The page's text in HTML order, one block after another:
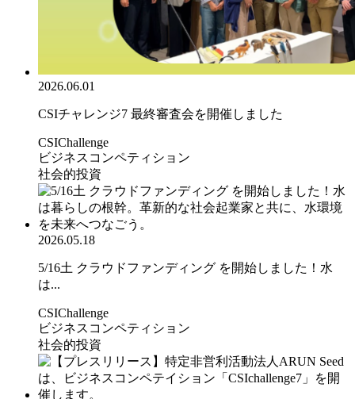
2026.06.01
CSIチャレンジ7 最終審査会を開催しました
CSIChallenge
ビジネスコンペティション
社会的投資
2026.05.18
5/16土 クラウドファンディング を開始しました！水
は...
CSIChallenge
ビジネスコンペティション
社会的投資